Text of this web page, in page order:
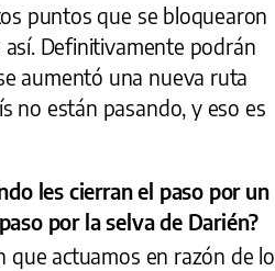
puntos que se bloquearon
Definitivamente podrán
aumentó una nueva ruta
no están pasando, y eso es
les cierran el paso por un
por la selva de Darién?
que actuamos en razón de lo